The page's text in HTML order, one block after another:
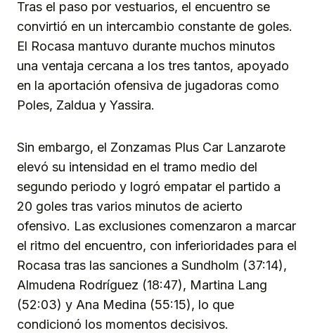
Tras el paso por vestuarios, el encuentro se
convirtió en un intercambio constante de goles.
El Rocasa mantuvo durante muchos minutos
una ventaja cercana a los tres tantos, apoyado
en la aportación ofensiva de jugadoras como
Poles, Zaldua y Yassira.
Sin embargo, el Zonzamas Plus Car Lanzarote
elevó su intensidad en el tramo medio del
segundo periodo y logró empatar el partido a
20 goles tras varios minutos de acierto
ofensivo. Las exclusiones comenzaron a marcar
el ritmo del encuentro, con inferioridades para el
Rocasa tras las sanciones a Sundholm (37:14),
Almudena Rodríguez (18:47), Martina Lang
(52:03) y Ana Medina (55:15), lo que
condicionó los momentos decisivos.